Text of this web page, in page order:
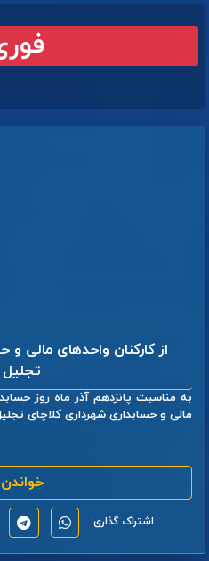
از کارکنان واحد‌های مالی و
به مناسبت پانزدهم آذر ماه روز
مالی و حسابداری شهرداری کلاچای
اشتراک گذاری: